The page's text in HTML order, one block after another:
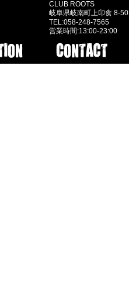
CLUB ROOTS
岐阜県岐南町上印食 8-50
TEL:058-248-7565
営業時間:13:00-23:00